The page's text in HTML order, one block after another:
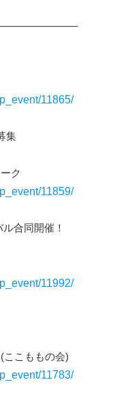
11865/
集
ク
11859/
合同開催！
11992/
ここももの会)
11783/